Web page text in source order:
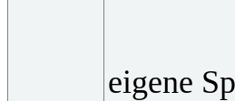
eigene